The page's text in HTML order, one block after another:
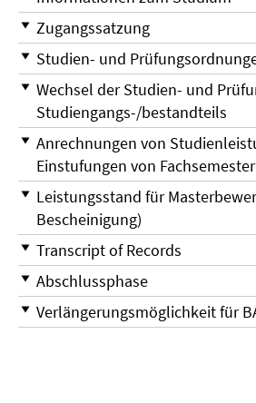
Zugangssatzung
Studien- und
Wechsel der Studien- und
Studiengangs-/bestandteils
Anrechnungen von
Einstufungen von
Leistungsstand für
Bescheinigung)
Transcript of Records
Abschlussphase
Verlängerungsmöglichkeit für